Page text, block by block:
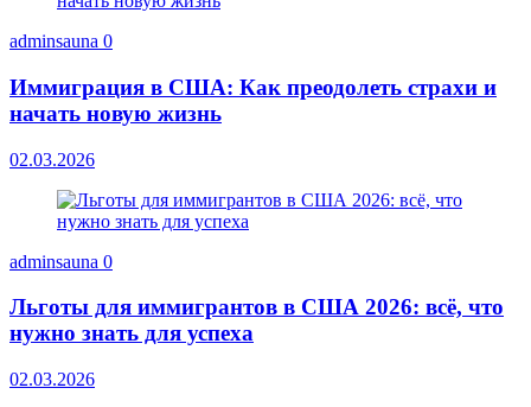
adminsauna 0
Иммиграция в США: Как преодолеть страхи и
начать новую жизнь
02.03.2026
adminsauna 0
Льготы для иммигрантов в США 2026: всё, что
нужно знать для успеха
02.03.2026